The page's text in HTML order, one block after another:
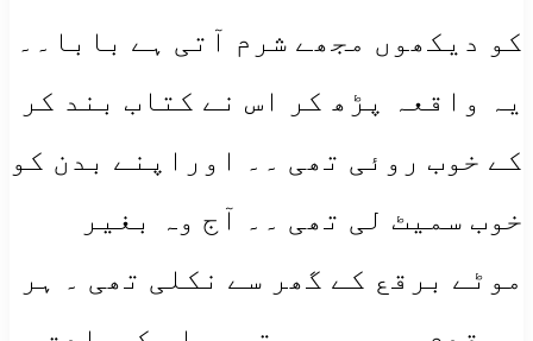
کو دیکھوں مجھے شرم آتی ہے بابا۔۔
یہ واقعہ پڑھ کر اس نے کتاب بند کر
کے خوب روئی تھی ۔۔ اوراپنے بدن کو
خوب سمیٹ لی تھی ۔۔ آج وہ بغیر
موٹے برقع کے گھر سے نکلی تھی ۔ ہر